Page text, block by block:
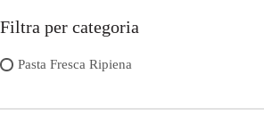
Filtra per categoria
Pasta Fresca Ripiena